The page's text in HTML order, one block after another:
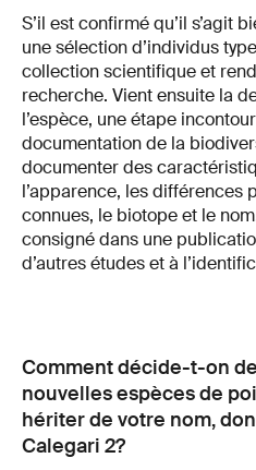
S’il est confirmé qu’il s’agit
une sélection d’individus
collection scientifique et
recherche. Vient ensuite la
l’espèce, une étape
documentation de la
documenter des
l’apparence, les différences
connues, le biotope et le
consigné dans une
d’autres études et à
Comment décide-t-on
nouvelles espèces de
hériter de votre nom,
Calegari 2?